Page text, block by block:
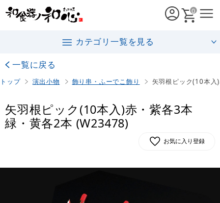
0
カテゴリ一覧を見る
一覧に戻る
トップ 演出小物 飾り串・ふーでこ飾り 矢羽根ピック(10本
矢羽根ピック(10本入)赤・紫各3本
緑・黄各2本 (W23478)
お気に入り登録